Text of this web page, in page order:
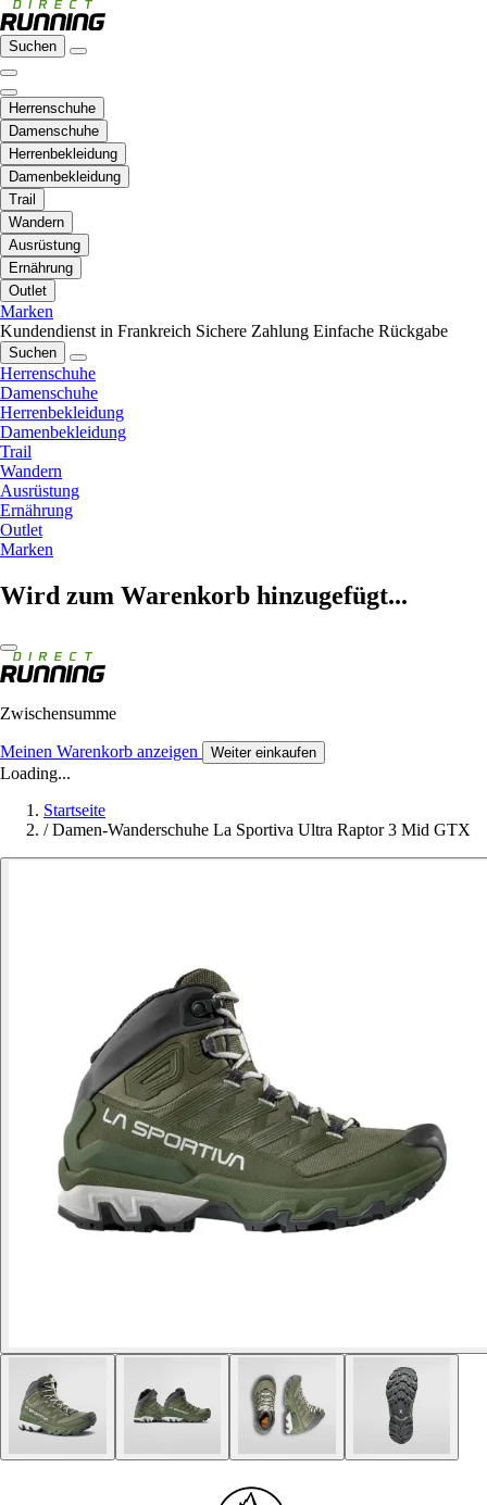
Suchen
Herrenschuhe
Damenschuhe
Herrenbekleidung
Damenbekleidung
Trail
Wandern
Ausrüstung
Ernährung
Outlet
Marken
Kundendienst in Frankreich Sichere Zahlung Einfache Rückgabe
Suchen
Herrenschuhe
Damenschuhe
Herrenbekleidung
Damenbekleidung
Trail
Wandern
Ausrüstung
Ernährung
Outlet
Marken
Wird zum Warenkorb hinzugefügt...
Zwischensumme
Meinen Warenkorb anzeigen Weiter einkaufen
Loading...
Startseite
/ Damen-Wanderschuhe La Sportiva Ultra Raptor 3 Mid GTX